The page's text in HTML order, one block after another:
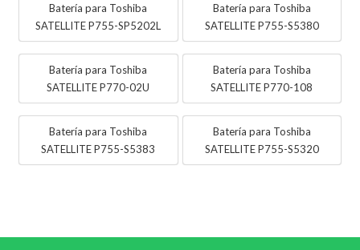
Batería para Toshiba
SATELLITE P755-SP5202L
Batería para Toshiba
SATELLITE P755-S5380
Batería para Toshiba
SATELLITE P770-02U
Batería para Toshiba
SATELLITE P770-108
Batería para Toshiba
SATELLITE P755-S5383
Batería para Toshiba
SATELLITE P755-S5320